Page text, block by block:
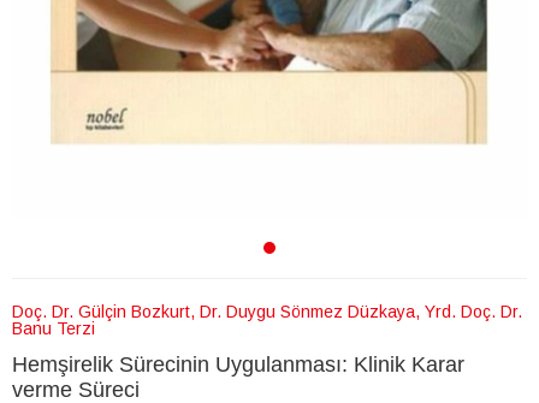
Doç. Dr. Gülçin Bozkurt, Dr. Duygu Sönmez Düzkaya, Yrd. Doç. Dr.
Banu Terzi
Hemşirelik Sürecinin Uygulanması: Klinik Karar
verme Süreci